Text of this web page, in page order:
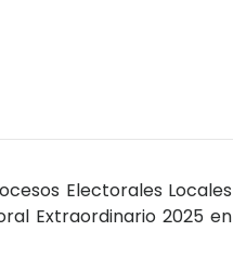
Electorales Locales
Extraordinario 2025 en